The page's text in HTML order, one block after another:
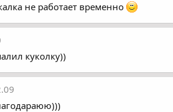
не работает временно
куколку))